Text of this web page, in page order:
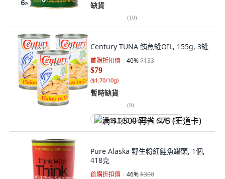
缺貨
(10)
Century TUNA 鮪魚罐OIL, 155g, 3罐
首購折扣價 40%$133
$79
($1.70/10g)
暫時缺貨
(9)
满 $1,500 再省 $75 (王道卡)
Pure Alaska 野生粉紅鮭魚罐頭, 1個,
418克
首購折扣價 46%$300